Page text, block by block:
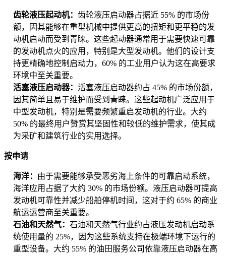
齿轮液压起动机： 齿轮液压启动器占据近 55% 的市场份
额，因其能够在重型机械中提供更高的扭矩和更平稳的发
动机启动而受到青睐。这些起动器通常用于需要快速可靠
的发动机点火的应用，特别是大型发动机。他们的设计支
持更精确地控制启动力，60% 的工业用户认为这在高要求
环境中至关重要。
活塞液压启动器： 活塞液压启动器约占 45% 的市场份额，
因其简单且易于维护而受到青睐。这些起动机广泛应用于
中型发动机，特别是需要频繁重启发动机的行业。大约
50% 的最终用户赞赏其坚固性和较低的维护需求，使其成
为采矿和建筑行业的实用选择。
按申请
海洋： 由于需要能够承受恶劣海上条件的可靠启动系统，
海洋应用占据了大约 30% 的市场份额。液压启动器可提高
发动机可靠性并减少船舶停机时间，这对于约 65% 的商业
航运运营商至关重要。
石油和天然气： 石油和天然气行业约占液压发动机启动系
统使用量的 25%，因为这些系统支持在极端环境下运行的
重型设备。大约 55% 的油田服务公司依靠液压启动器在高